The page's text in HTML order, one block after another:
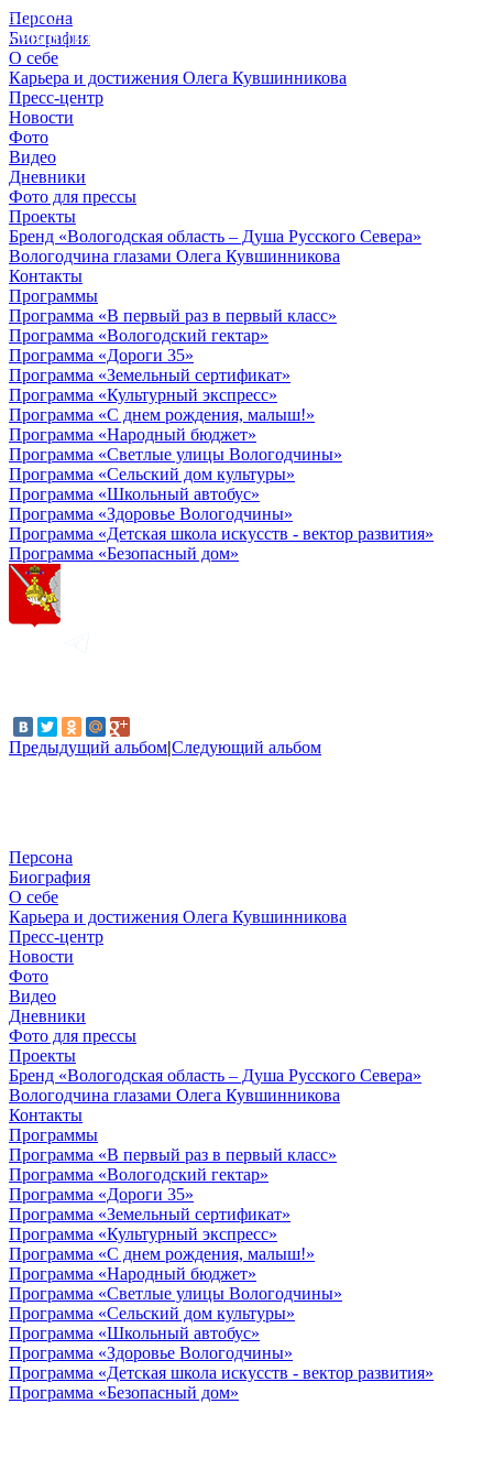
Персона
Биография
О себе
Карьера и достижения Олега Кувшинникова
Пресс-центр
Новости
Фото
Видео
Дневники
Фото для прессы
Проекты
Бренд «Вологодская область – Душа Русского Севера»
Вологодчина глазами Олега Кувшинникова
Контакты
Программы
Программа «В первый раз в первый класс»
Программа «Вологодский гектар»
Программа «Дороги 35»
Программа «Земельный сертификат»
Программа «Культурный экспресс»
Программа «С днем рождения, малыш!»
Программа «Народный бюджет»
Программа «Светлые улицы Вологодчины»
Программа «Сельский дом культуры»
Программа «Школьный автобус»
Программа «Здоровье Вологодчины»
Программа «Детская школа искусств - вектор развития»
Программа «Безопасный дом»
Предыдущий альбом|Следующий альбом
© 2012 - 2023,
КУВШИННИКОВ О.А.
Персона
Биография
О себе
Карьера и достижения Олега Кувшинникова
Пресс-центр
Новости
Фото
Видео
Дневники
Фото для прессы
Проекты
Бренд «Вологодская область – Душа Русского Севера»
Вологодчина глазами Олега Кувшинникова
Контакты
Программы
Программа «В первый раз в первый класс»
Программа «Вологодский гектар»
Программа «Дороги 35»
Программа «Земельный сертификат»
Программа «Культурный экспресс»
Программа «С днем рождения, малыш!»
Программа «Народный бюджет»
Программа «Светлые улицы Вологодчины»
Программа «Сельский дом культуры»
Программа «Школьный автобус»
Программа «Здоровье Вологодчины»
Программа «Детская школа искусств - вектор развития»
Программа «Безопасный дом»